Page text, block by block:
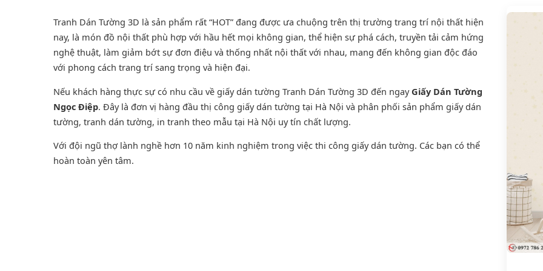
Tranh Dán Tường 3D là sản phẩm rất “HOT” đang được ưa chuộng trên thị trường trang trí nội thất hiện
nay, là món đồ nội thất phù hợp với hầu hết mọi không gian, thể hiện sự phá cách, truyền tải cảm hứng
nghệ thuật, làm giảm bớt sự đơn điệu và thống nhất nội thất với nhau, mang đến không gian độc đáo
với phong cách trang trí sang trọng và hiện đại.
Nếu khách hàng thực sự có nhu cầu về giấy dán tường Tranh Dán Tường 3D đến ngayGiấy Dán Tường
Ngọc Điệp. Đây là đơn vị hàng đầu thị công giấy dán tường tại Hà Nội và phân phối sản phẩm giấy dán
tường, tranh dán tường, in tranh theo mẫu tại Hà Nội uy tín chất lượng.
Với đội ngũ thợ lành nghề hơn 10 năm kinh nghiệm trong việc thi công giấy dán tường. Các bạn có thể
hoàn toàn yên tâm.